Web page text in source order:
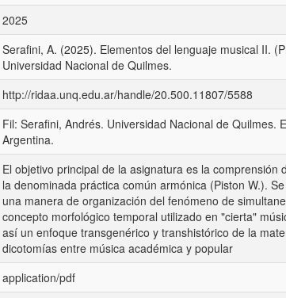
2025
Serafini, A. (2025). Elementos del lenguaje musical II.
Universidad Nacional de Quilmes.
http://ridaa.unq.edu.ar/handle/20.500.11807/5588
Fil: Serafini, Andrés. Universidad Nacional de Quilmes.
Argentina.
El objetivo principal de la asignatura es la comprensión
la denominada práctica común armónica (Piston W.).
una manera de organización del fenómeno de
concepto morfológico temporal utilizado en "cierta"
así un enfoque transgenérico y transhistórico de la
dicotomías entre música académica y popular
application/pdf